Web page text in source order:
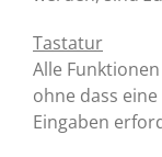
Tastatur
Alle
ohne dass
Eingaben